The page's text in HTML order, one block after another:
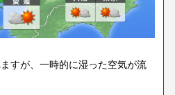
すが、一時的に湿った空気が流